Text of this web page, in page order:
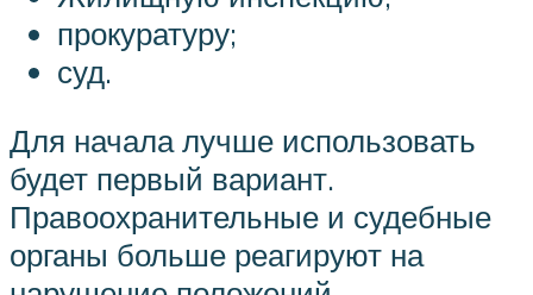
прокуратуру;
суд.
Для начала лучше использовать
будет первый вариант.
Правоохранительные и судебные
органы больше реагируют на